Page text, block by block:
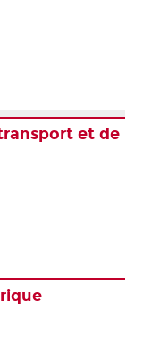
et de